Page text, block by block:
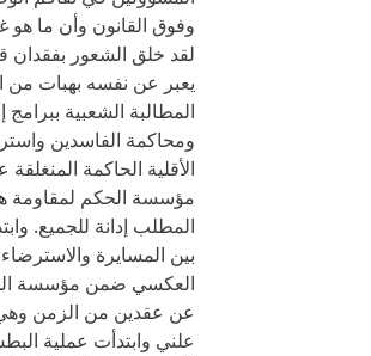
وفوق القانون وأن ما هو
لقد خلق الشعور بفقدان
يعبر عن نفسه بهبات من
المطالبة الشعبية
ومحاكمة الفاسدين
الأقلية الحاكمة
مؤسسة الحكم لمقاومة
المطلب إدانة للجميع.
بين المسايرة
العكسي ضمن مؤسسة
عن عقدين من الزمن وهي
علني وابتدأت عملية